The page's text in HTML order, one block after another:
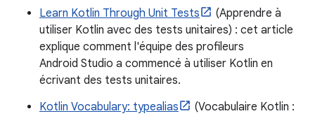
Learn Kotlin Through Unit Tests
(Apprendre à
utiliser Kotlin avec des tests unitaires) : cet article
explique comment l'équipe des profileurs
Android Studio a commencé à utiliser Kotlin en
écrivant des tests unitaires.
Kotlin Vocabulary: typealias
(Vocabulaire Kotlin :